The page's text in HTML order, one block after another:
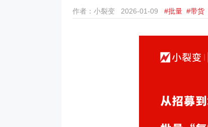
作者：小裂变 2026-01-09 #批量 #带货